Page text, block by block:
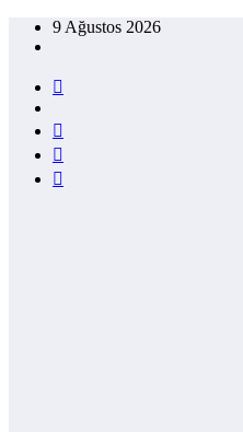
İçeriğe9 Ağustos 2026